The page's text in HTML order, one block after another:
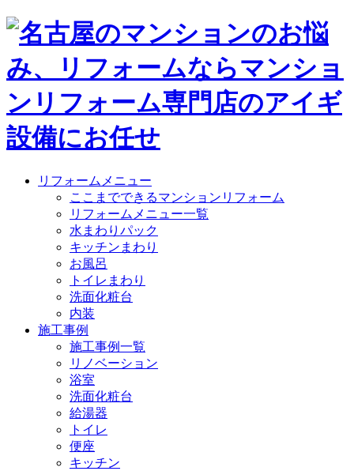
リフォームメニュー
ここまでできるマンションリフォーム
リフォームメニュー一覧
水まわりパック
キッチンまわり
お風呂
トイレまわり
洗面化粧台
内装
施工事例
施工事例一覧
リノベーション
浴室
洗面化粧台
給湯器
トイレ
便座
キッチン